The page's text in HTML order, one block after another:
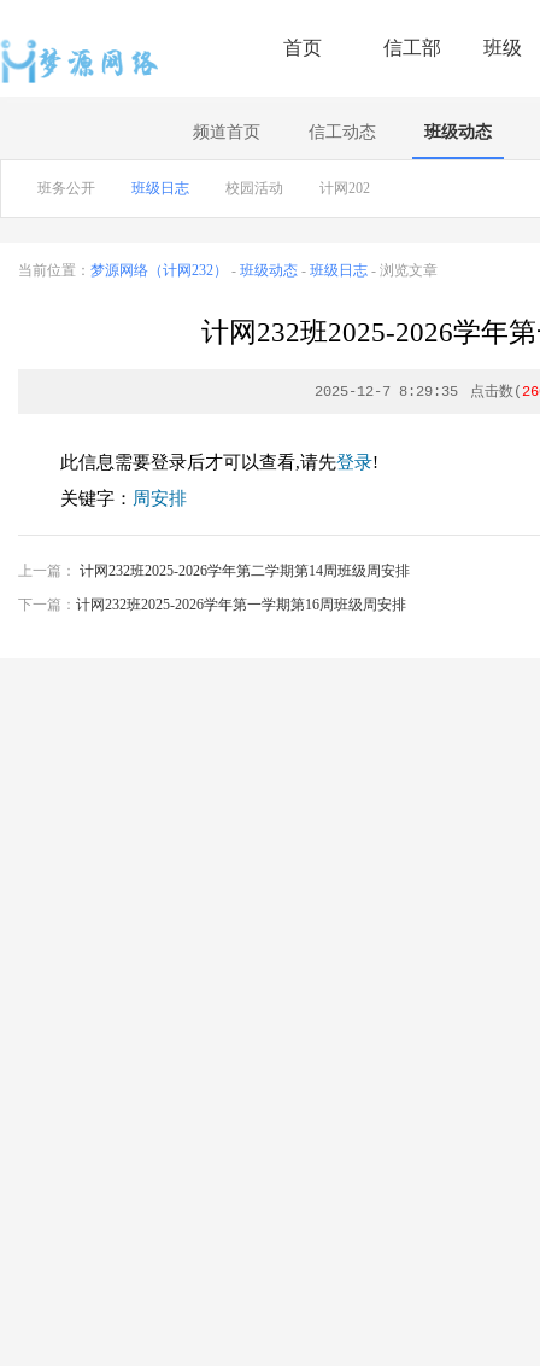
首页 信工部 班级
频道首页 信工动态 班级动态
班务公开 班级日志 校园活动 计网202
当前位置： 梦源网络（计网232） - 班级动态 - 班级日志 - 浏览文章
计网232班2025-2026学年
2025-12-7 8:29:35 点击数(
此信息需要登录后才可以查看,请先登录!
关键字： 周安排
上一篇： 计网232班2025-2026学年第二学期第14周班级周安排
下一篇： 计网232班2025-2026学年第一学期第16周班级周安排